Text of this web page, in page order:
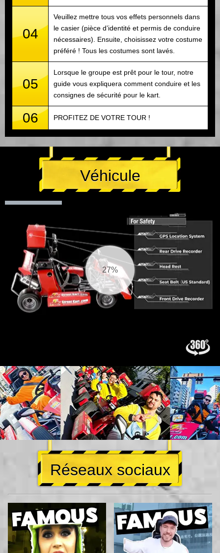
04
Veuillez mettre tous vos effets personnels dans
le casier (pièce d’identité et permis de conduire
nécessaires). Ensuite, choisissez votre costume
préféré ! Tous les costumes sont lavés.
05
Lorsque le groupe est prêt pour le tour, notre
guide vous expliquera comment conduire et les
consignes de sécurité pour le kart.
06 PROFITEZ DE VOTRE TOUR !
Véhicule
27%
Réseaux sociaux